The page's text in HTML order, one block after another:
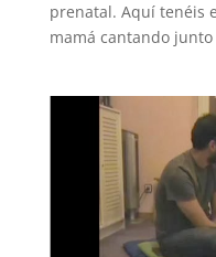
prenatal. Aquí tenéis
mamá cantando junto